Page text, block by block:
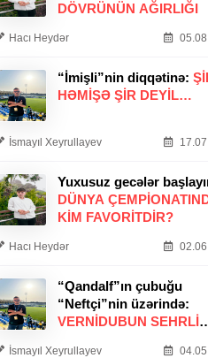
DÖVRÜNÜN AĞIRLIĞI
Hacı Heydər
“İmişli”nin diqqətinə:
HƏMIŞƏ ŞIR DEYIL…
İsmayıl Xeyrullayev
Yuxusuz gecələr
DÜNYA
KIM FAVORITDIR?
Hacı Heydər
“Qandalf”ın çubuğu
“Neftçi”nin üzərində:
VERNİDUBUN SEHRLİ
İsmayıl Xeyrullayev